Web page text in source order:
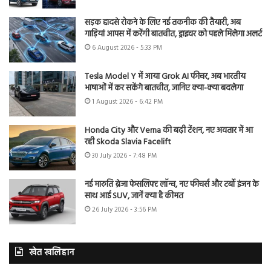
सड़क हादसे रोकने के लिए नई तकनीक की तैयारी, अब
गाड़ियां आपस में करेंगी बातचीत, ड्राइवर को पहले मिलेगा अलर्ट
6 August 2026 - 5:33 PM
Tesla Model Y में आया Grok AI फीचर, अब भारतीय
भाषाओं में कर सकेंगे बातचीत, जानिए क्या-क्या बदलेगा
1 August 2026 - 6:42 PM
Honda City और Verna की बढ़ी टेंशन, नए अवतार में आ
रही Skoda Slavia Facelift
30 July 2026 - 7:48 PM
नई मारुति ब्रेजा फेसलिफ्ट लॉन्च, नए फीचर्स और टर्बो इंजन के
साथ आई SUV, जानें क्या है कीमत
26 July 2026 - 3:56 PM
खेत खलिहान